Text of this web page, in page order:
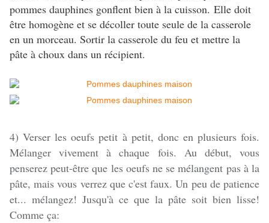
pommes dauphines gonflent bien à la cuisson. Elle doit
être homogène et se décoller toute seule de la casserole
en un morceau. Sortir la casserole du feu et mettre la
pâte à choux dans un récipient.
4) Verser les oeufs petit à petit, donc en plusieurs fois.
Mélanger vivement à chaque fois. Au début, vous
penserez peut-être que les oeufs ne se mélangent pas à la
pâte, mais vous verrez que c'est faux. Un peu de patience
et... mélangez! Jusqu'à ce que la pâte soit bien lisse!
Comme ça: